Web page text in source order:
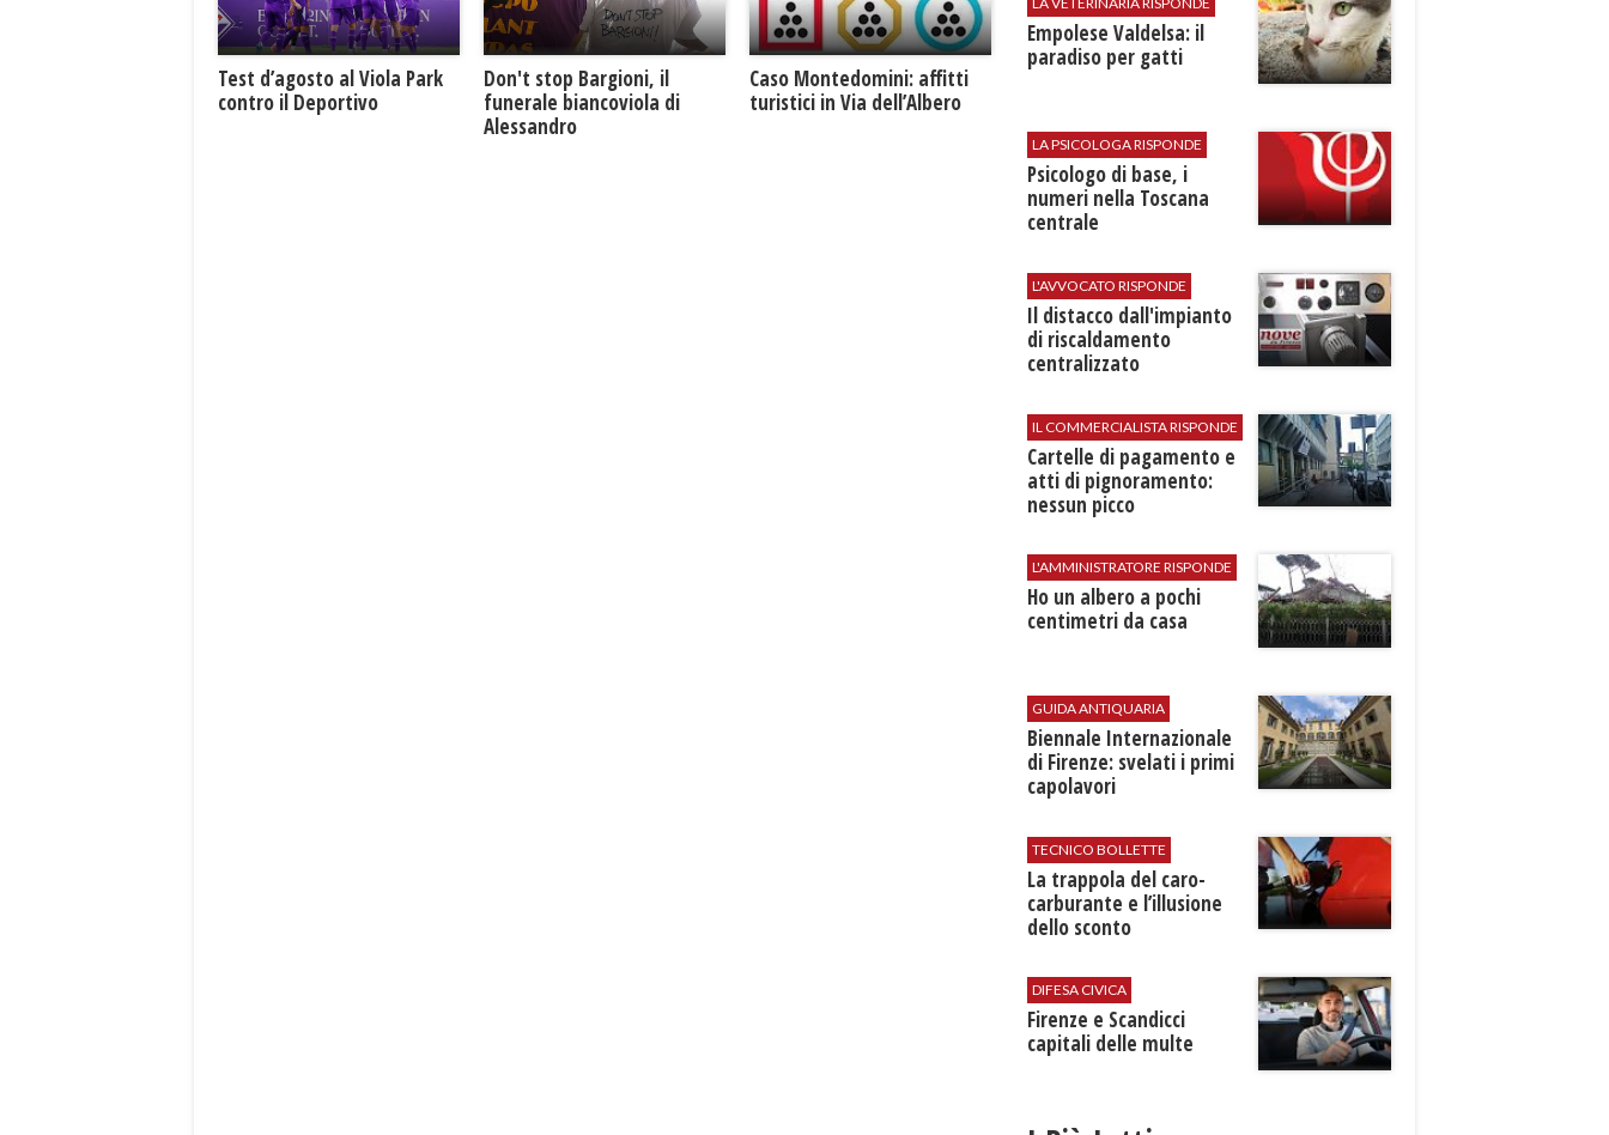
Test d’agosto al Viola Park
contro il Deportivo
Don't stop Bargioni, il
funerale biancoviola di
Alessandro
Caso Montedomini: affitti
turistici in Via dell’Albero
Empolese Valdelsa: il
paradiso per gatti
LA PSICOLOGA RISPONDE
Psicologo di base, i
numeri nella Toscana
centrale
L'AVVOCATO RISPONDE
Il distacco dall'impianto
di riscaldamento
centralizzato
IL COMMERCIALISTA RISPONDE
Cartelle di pagamento e
atti di pignoramento:
nessun picco
L'AMMINISTRATORE RISPONDE
Ho un albero a pochi
centimetri da casa
GUIDA ANTIQUARIA
Biennale Internazionale
di Firenze: svelati i primi
capolavori
TECNICO BOLLETTE
​La trappola del caro-
carburante e l’illusione
dello sconto
DIFESA CIVICA
Firenze e Scandicci
capitali delle multe